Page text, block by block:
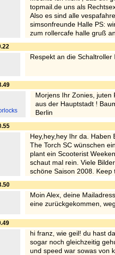
topmail.de uns als
Also es sind alle
simsonfreunde Halle PS:
zum rollercafe halle gruß
Respekt an die Schaltroller
Morjens Ihr Zonies, juten
aus der Hauptstadt !
Berlin
Hey,hey,hey Ihr da.
The Torch SC wünschen
plant ein Scooterist
schaut mal rein. Viele
schöne Saison 2008.
Moin Alex, deine
eine zurückgekommen,
hi franz, wie geil! du hast
sogar noch gleichzeitig
und speed war sowas von